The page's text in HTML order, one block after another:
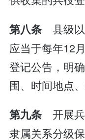
第八条县级
应当于每年12
登记公告，明
围、时间地点
第九条开展
隶属关系分级